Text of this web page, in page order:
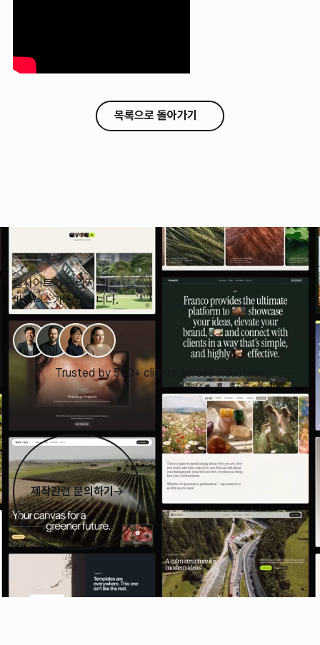
목록으로 돌아가기
웹사이트가 달라지면,
비즈니스가 달라집니다.
Trusted by 500+ clients across industries
제작관련 문의하기